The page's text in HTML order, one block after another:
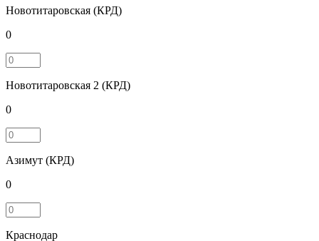
Новотитаровская (КРД)
0
Новотитаровская 2 (КРД)
0
Азимут (КРД)
0
Краснодар